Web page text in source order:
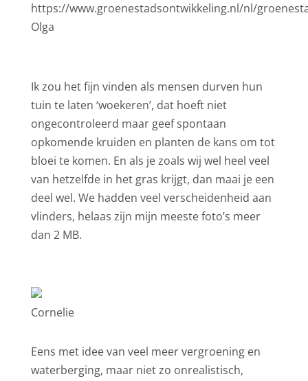
https://www.groenestadsontwikkeling.nl/nl/
Olga
Ik zou het fijn vinden als mensen durven hun
tuin te laten ‘woekeren’, dat hoeft niet
ongecontroleerd maar geef spontaan
opkomende kruiden en planten de kans om tot
bloei te komen. En als je zoals wij wel heel veel
van hetzelfde in het gras krijgt, dan maai je een
deel wel. We hadden veel verscheidenheid aan
vlinders, helaas zijn mijn meeste foto’s meer
dan 2 MB.
Cornelie
Eens met idee van veel meer vergroening en
waterberging, maar niet zo onrealistisch,